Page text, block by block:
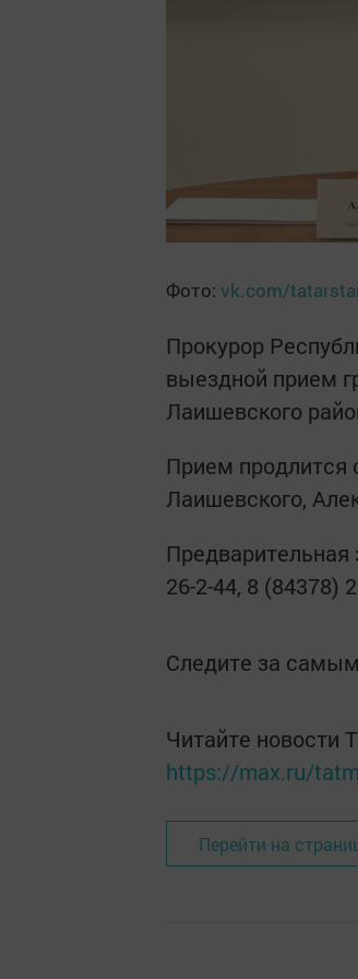
Фото: vk.com/
Прокурор
выездной прием
Лаишевского
Прием продлится
Лаишевского,
Предварительная
26-2-44, 8 (84378)
Следите за
Читайте новости
https://max.ru/
Перейти на